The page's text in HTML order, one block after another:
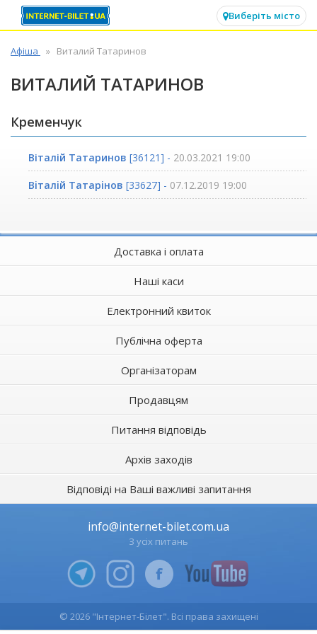
Виберіть місто
Афіша Виталий Татаринов
ВИТАЛИЙ ТАТАРИНОВ
Кременчук
Віталій Татаринов [36121] - 20.03.2021 19:00
Вiталiй Татарiнов [33627] - 07.12.2019 19:00
Доставка і оплата
Наші каси
Електронний квиток
Публічна оферта
Організаторам
Продавцям
Питання відповідь
Архів заходів
Відповіді на Ваші важливі запитання
info@internet-bilet.com.ua
З усіх питань
© 2026 "Інтернет-Білет". Всі права захищені